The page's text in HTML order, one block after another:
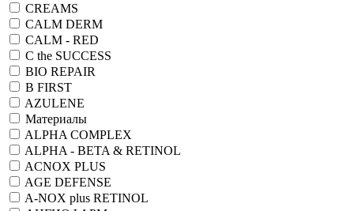
CREAMS
CALM DERM
CALM - RED
C the SUCCESS
BIO REPAIR
B FIRST
AZULENE
Материалы
ALPHA COMPLEX
ALPHA - BETA & RETINOL
ACNOX PLUS
AGE DEFENSE
A-NOX plus RETINOL